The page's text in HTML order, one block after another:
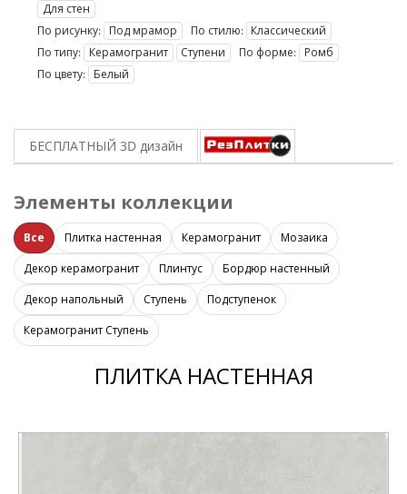
Для стен
По рисунку:
Под мрамор По стилю:
Классический
По типу:
Керамогранит Ступени По форме:
Ромб
По цвету:
Белый
БЕСПЛАТНЫЙ 3D дизайн
Элементы коллекции
Все Плитка настенная Керамогранит
Мозаика
Декор керамогранит
Плинтус
Бордюр настенный
Декор напольный
Ступень
Подступенок
Керамогранит Ступень
ПЛИТКА НАСТЕННАЯ